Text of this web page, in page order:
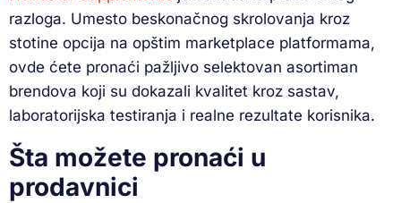
razloga. Umesto beskonačnog skrolovanja kroz
stotine opcija na opštim marketplace platformama,
ovde ćete pronaći pažljivo selektovan asortiman
brendova koji su dokazali kvalitet kroz sastav,
laboratorijska testiranja i realne rezultate korisnika.
Šta možete pronaći u
prodavnici